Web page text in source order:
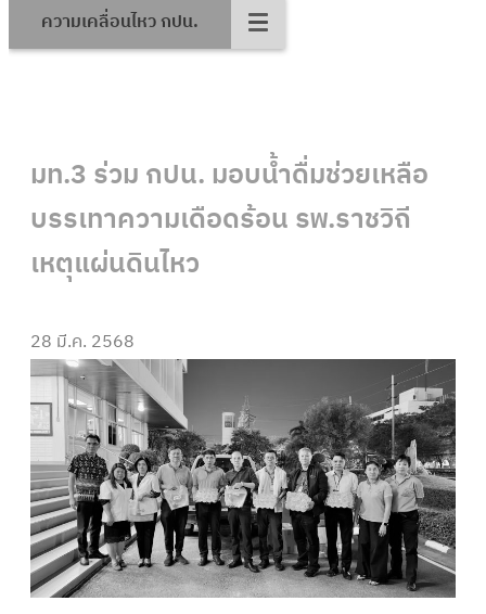
ความเคลื่อนไหว กปน.
มท.3 ร่วม กปน. มอบน้ำดื่มช่วยเหลือ
บรรเทาความเดือดร้อน รพ.ราชวิถี
เหตุแผ่นดินไหว
28 มี.ค. 2568